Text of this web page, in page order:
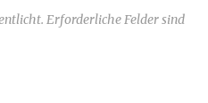
Erforderliche Felder sind